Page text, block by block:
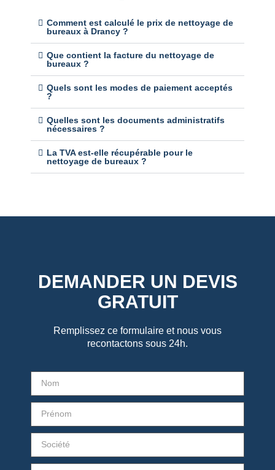
Comment est calculé le prix de nettoyage de
bureaux à Drancy ?
Que contient la facture du nettoyage de
bureaux ?
Quels sont les modes de paiement acceptés
?
Quelles sont les documents administratifs
nécessaires ?
La TVA est-elle récupérable pour le
nettoyage de bureaux ?
DEMANDER UN DEVIS
GRATUIT
Remplissez ce formulaire et nous vous
recontactons sous 24h.